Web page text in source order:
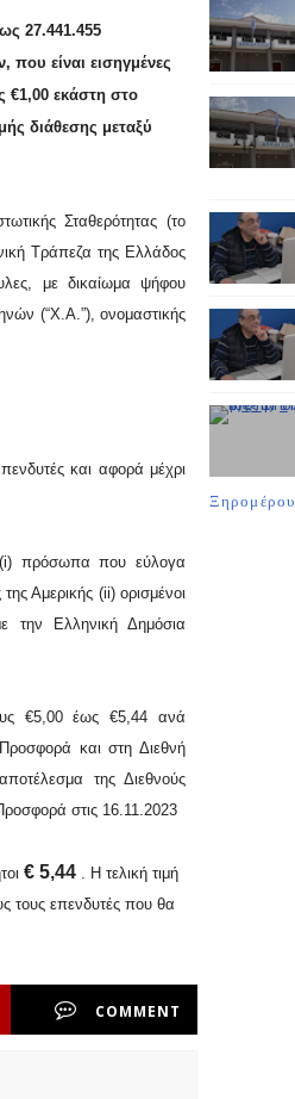
27.441.455
είναι εισηγμένες
€1,00 εκάστη στο
διάθεσης μεταξύ
Σταθερότητας (το
Τράπεζα της Ελλάδος
με δικαίωμα ψήφου
(“Χ.Α.”), ονομαστικής
και αφορά μέχρι
(i) πρόσωπα που εύλογα
της Αμερικής (ii) ορισμένοι
την Ελληνική Δημόσια
€5,00 έως €5,44 ανά
και στη Διεθνή
της Διεθνούς
στις 16.11.2023
€ 5,44 . Η τελική τιμή
τους επενδυτές που θα
COMMENT
Ξηρομέρου